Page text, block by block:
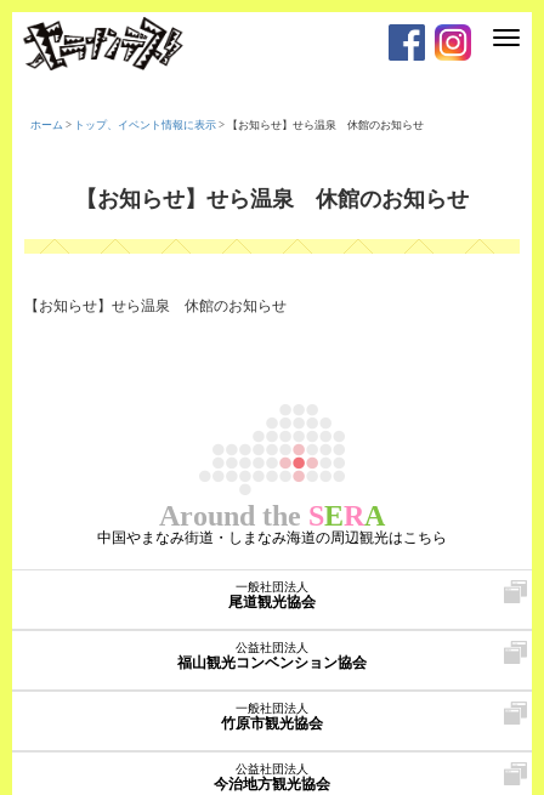
T
t
i
ホーム > トップ、イベント情報に表示 > 【お知らせ】せら温泉 休館のお知らせ
【お知らせ】せら温泉 休館のお知らせ
【お知らせ】せら温泉 休館のお知らせ
Around the SERA
中国やまなみ街道・しまなみ海道の周辺観光はこちら
一般社団法人
尾道観光協会
公益社団法人
福山観光コンベンション協会
一般社団法人
竹原市観光協会
公益社団法人
今治地方観光協会